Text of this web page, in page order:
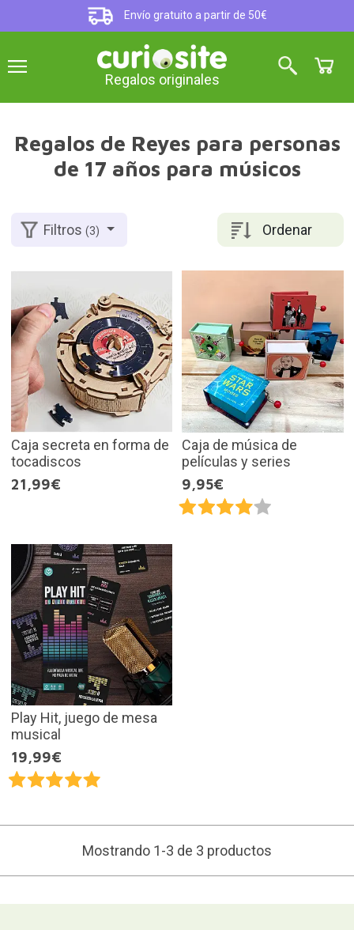
Envío gratuito a partir de 50€
Regalos originales
Regalos de Reyes para personas
de 17 años para músicos
Ordenar
Filtros(3)
Caja secreta en forma de
tocadiscos
21,99€
Caja de música de
películas y series
9,95€
Play Hit, juego de mesa
musical
19,99€
Mostrando 1-3 de 3 productos